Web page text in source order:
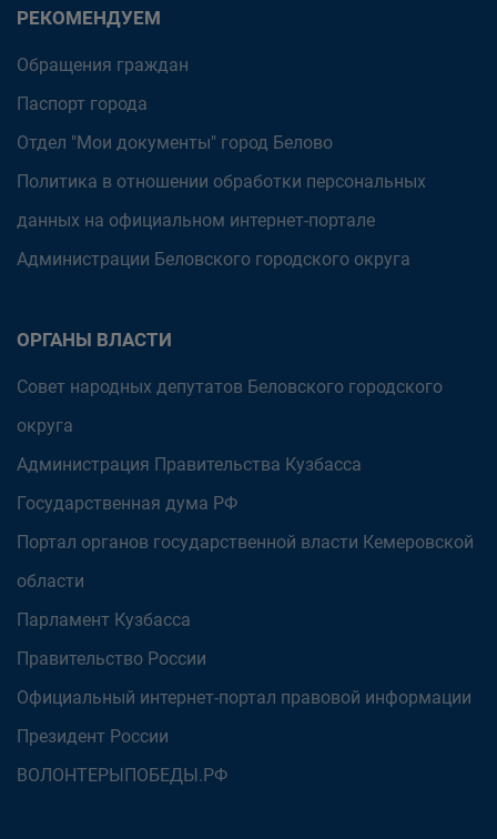
РЕКОМЕНДУЕМ
Обращения граждан
Паспорт города
Отдел "Мои документы" город Белово
Политика в отношении обработки персональных
данных на официальном интернет-портале
Администрации Беловского городского округа
ОРГАНЫ ВЛАСТИ
Совет народных депутатов Беловского городского
округа
Администрация Правительства Кузбасса
Государственная дума РФ
Портал органов государственной власти Кемеровской
области
Парламент Кузбасса
Правительство России
Официальный интернет-портал правовой информации
Президент России
ВОЛОНТЕРЫПОБЕДЫ.РФ